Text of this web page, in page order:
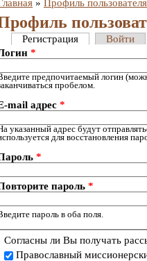
» Профиль пользователя
Регистрация Войти
*
предпочитаемый логин
пробелом.
mail адрес *
указанный адрес будут
для восстановления
*
пароль *
пароль в оба поля.
Согласны ли Вы получать
Православный